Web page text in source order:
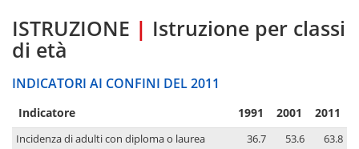
ISTRUZIONE | Istruzione per classi
di età
INDICATORI AI CONFINI DEL 2011
Indicatore 1991 2001 2011
Incidenza di adulti con diploma o laurea 36.7 53.6
63.8